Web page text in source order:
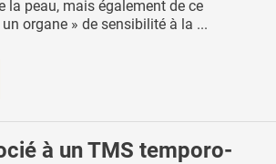
la peau, mais également de ce
organe » de sensibilité à la ...
à un TMS temporo-